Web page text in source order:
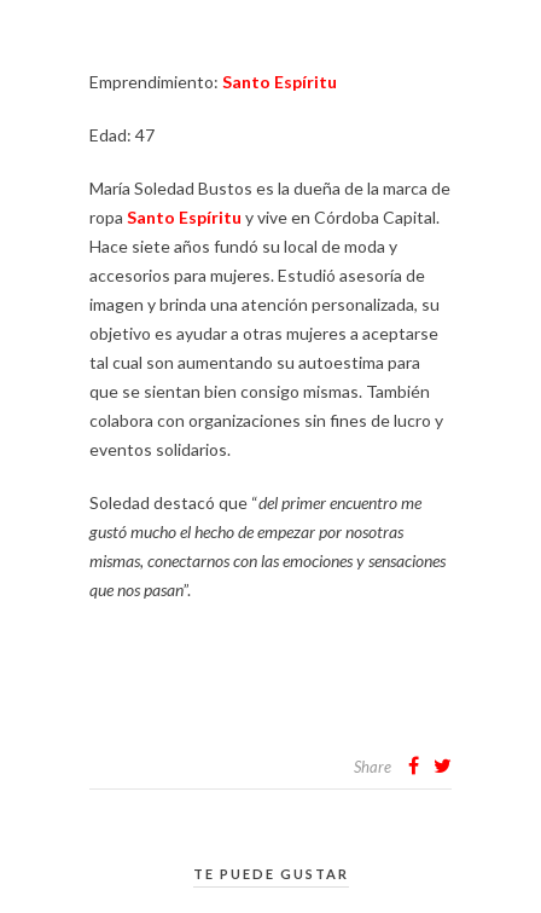
Emprendimiento: Santo Espíritu
Edad: 47
María Soledad Bustos es la dueña de la marca de
ropa Santo Espíritu y vive en Córdoba Capital.
Hace siete años fundó su local de moda y
accesorios para mujeres. Estudió asesoría de
imagen y brinda una atención personalizada, su
objetivo es ayudar a otras mujeres a aceptarse
tal cual son aumentando su autoestima para
que se sientan bien consigo mismas. También
colabora con organizaciones sin fines de lucro y
eventos solidarios.
Soledad destacó que “del primer encuentro me
gustó mucho el hecho de empezar por nosotras
mismas, conectarnos con las emociones y sensaciones
que nos pasan”.
Share
TE PUEDE GUSTAR